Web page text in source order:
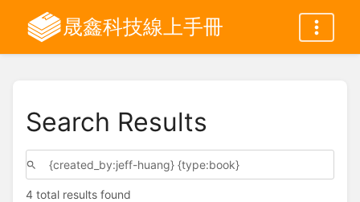
晟鑫科技線上手冊
Search Results
4 total results found